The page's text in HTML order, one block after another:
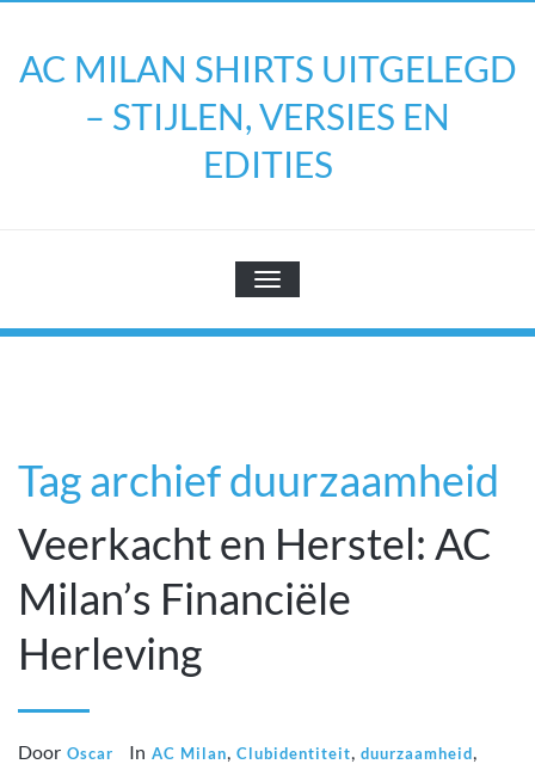
inhoud
AC MILAN SHIRTS UITGELEGD
– STIJLEN, VERSIES EN
EDITIES
TOGGLE NAVIGATIE
Tag archief duurzaamheid
Veerkacht en Herstel: AC
Milan’s Financiële
Herleving
Door Oscar In AC Milan, Clubidentiteit, duurzaamheid,